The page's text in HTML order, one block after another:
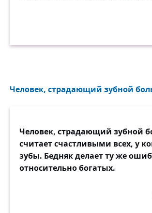
Человек, страдающий зубной
Человек, страдающий зубной
считает счастливыми всех, у
зубы. Бедняк делает ту же
относительно богатых.